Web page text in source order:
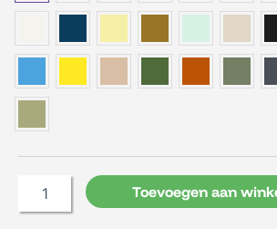
Toevoegen aan